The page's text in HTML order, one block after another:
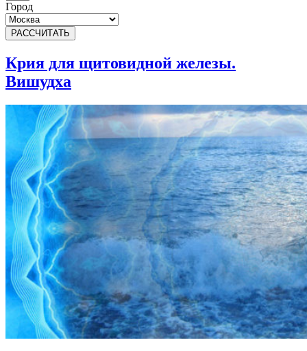
Город
РАССЧИТАТЬ
Крия для щитовидной железы.
Вишудха